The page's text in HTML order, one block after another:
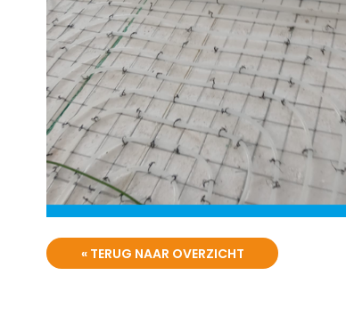
« TERUG NAAR OVERZICHT